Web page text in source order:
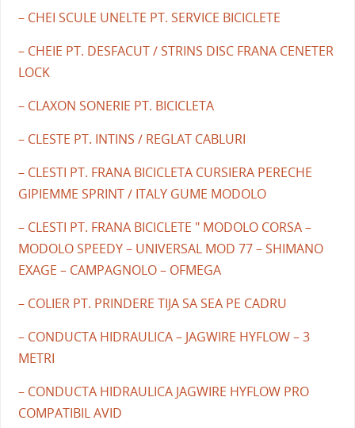
– CHEI SCULE UNELTE PT. SERVICE BICICLETE
– CHEIE PT. DESFACUT / STRINS DISC FRANA CENETER
LOCK
– CLAXON SONERIE PT. BICICLETA
– CLESTE PT. INTINS / REGLAT CABLURI
– CLESTI PT. FRANA BICICLETA CURSIERA PERECHE
GIPIEMME SPRINT / ITALY GUME MODOLO
– CLESTI PT. FRANA BICICLETE " MODOLO CORSA –
MODOLO SPEEDY – UNIVERSAL MOD 77 – SHIMANO
EXAGE – CAMPAGNOLO – OFMEGA
– COLIER PT. PRINDERE TIJA SA SEA PE CADRU
– CONDUCTA HIDRAULICA – JAGWIRE HYFLOW – 3
METRI
– CONDUCTA HIDRAULICA JAGWIRE HYFLOW PRO
COMPATIBIL AVID